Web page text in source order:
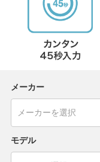
メーカー
モデル